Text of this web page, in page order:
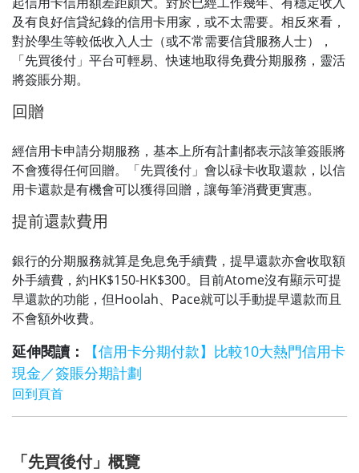
及有良好信貸紀錄的信用卡用家，或不太需要。相反來看，
對於學生等較低收入人士（或不常需要信貸服務人士），
「先買後付」平台可輕易、快速地取得免費分期服務，靈活
將簽賬分期。
回贈
經信用卡申請分期服務，基本上所有計劃都表示該筆簽賬將
不會獲得任何回贈。「先買後付」會以碌卡收取還款，以信
用卡還款是有機會可以獲得回贈，讓每筆消費更實惠。
提前還款費用
銀行的分期服務就算是免息免手續費，提早還款亦會收取額
外手續費，約HK$150-HK$300。目前Atome沒有顯示可提
早還款的功能，但Hoolah、Pace就可以手動提早還款而且
不會額外收費。
延伸閱讀：
【信用卡分期付款】比較10大熱門信用卡
現金／簽賬分期計劃
回到頁首
「先買後付」概覽